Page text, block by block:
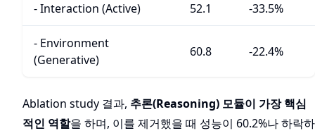
- Interaction (Active) 52.1 -33.5%
- Environment
(Generative)
60.8 -22.4%
Ablation study 결과, 추론(Reasoning) 모듈이 가장 핵심
적인 역할을 하며, 이를 제거했을 때 성능이 60.2%나 하락하